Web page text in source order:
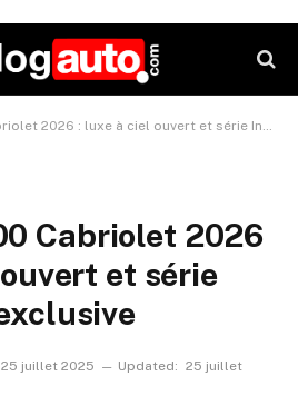
: luxe à ciel ouvert et série Inspiration exclusive
Cabriolet 2026
et série
25 juillet 2025 Updated: 25 juillet